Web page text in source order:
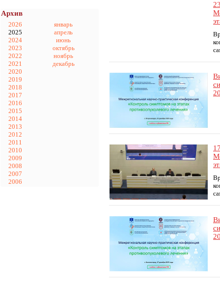
Архив
2026
2025
2024
2023
2022
2021
2020
2019
2018
2017
2016
2015
2014
2013
2012
2011
2010
2009
2008
2007
2006
январь
апрель
июнь
октябрь
ноябрь
декабрь